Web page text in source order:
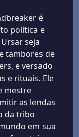
é
política e
seja
tambores de
e versado
e rituais. Ele
mestre
as lendas
da tribo
em sua